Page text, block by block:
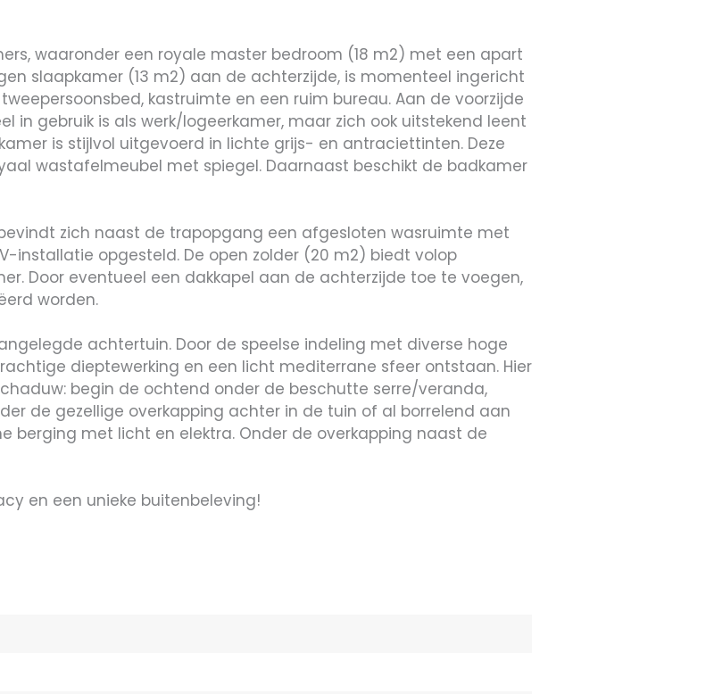
waaronder een royale master bedroom (18 m2) met een apart
slaapkamer (13 m2) aan de achterzijde, is momenteel ingericht
kastruimte en een ruim bureau. Aan de voorzijde
in gebruik is als werk/logeerkamer, maar zich ook uitstekend leent
is stijlvol uitgevoerd in lichte grijs- en antraciettinten. Deze
wastafelmeubel met spiegel. Daarnaast beschikt de badkamer
zich naast de trapopgang een afgesloten wasruimte met
installatie opgesteld. De open zolder (20 m2) biedt volop
Door eventueel een dakkapel aan de achterzijde toe te voegen,
worden.
achtertuin. Door de speelse indeling met diverse hoge
dieptewerking en een licht mediterrane sfeer ontstaan. Hier
begin de ochtend onder de beschutte serre/veranda,
de gezellige overkapping achter in de tuin of al borrelend aan
berging met licht en elektra. Onder de overkapping naast de
en een unieke buitenbeleving!